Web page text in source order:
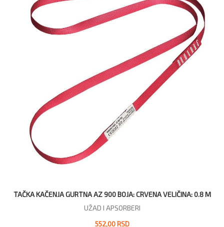
TAČKA KAČENJA GURTNA AZ 900 BOJA: CRVENA VELIČINA: 0.8 M
UŽAD I APSORBERI
552,00 RSD